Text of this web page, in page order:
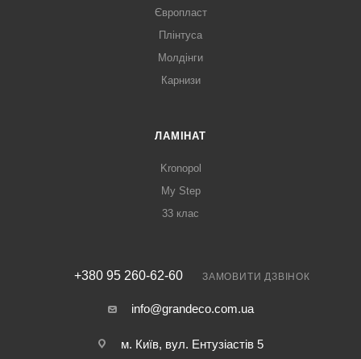
Європласт
Плінтуса
Молдінги
Карнизи
ЛАМІНАТ
Kronopol
My Step
33 клас
+380 95 260-62-60 ЗАМОВИТИ ДЗВІНОК
info@grandeco.com.ua
м. Київ, вул. Ентузіастів 5